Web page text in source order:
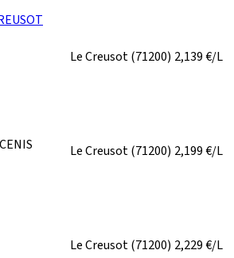
Le Creusot(71200) 2,139€/L
Le Creusot(71200) 2,199€/L
Le Creusot(71200) 2,229€/L